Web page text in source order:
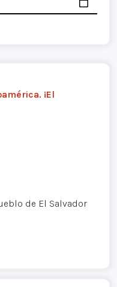
¡El
de El Salvador